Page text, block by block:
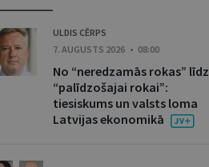
ULDIS CĒRPS
7. AUGUSTS 2026 • 08:00
No “neredzamās rokas” līdz
“palīdzošajai rokai”:
tiesiskums un valsts loma
Latvijas ekonomikā